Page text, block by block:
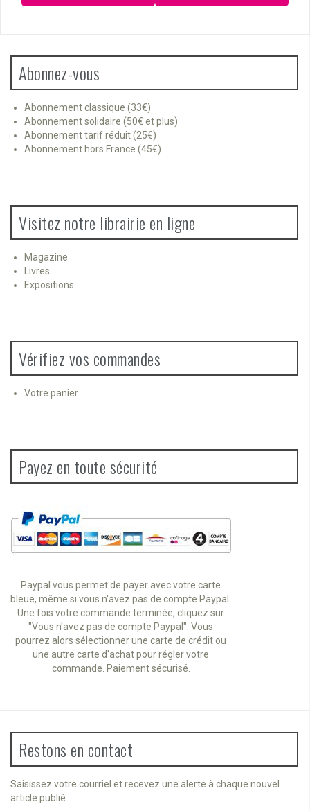
Abonnez-vous
Abonnement classique (33€)
Abonnement solidaire (50€ et plus)
Abonnement tarif réduit (25€)
Abonnement hors France (45€)
Visitez notre librairie en ligne
Magazine
Livres
Expositions
Vérifiez vos commandes
Votre panier
Payez en toute sécurité
Paypal vous permet de payer avec votre carte
bleue, même si vous n'avez pas de compte Paypal.
Une fois votre commande terminée, cliquez sur
"Vous n'avez pas de compte Paypal". Vous
pourrez alors sélectionner une carte de crédit ou
une autre carte d'achat pour régler votre
commande. Paiement sécurisé.
Restons en contact
Saisissez votre courriel et recevez une alerte à chaque nouvel
article publié.